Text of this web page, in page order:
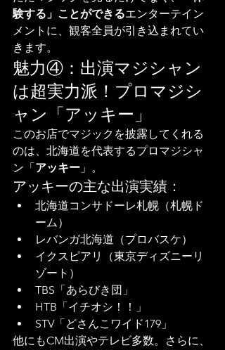
験する」ことができるエンターテイン
メントに、観客全員が引き込まれてい
きます。
魅力④：出演マジシャン
は超実力派！プロマジシ
ャン「アッキー」
このお店でマジックを披露してくれる
のは、北海道を代表するプロマジシャ
ン「 アッキー 」。
アッキーの主な出演実績：
北海道コンサドーレ札幌（札幌ド
ーム）
レバンガ北海道（プロバスケ）
イクスピアリ（東京ディズニーリ
ゾート）
TBS「あらびき団」
HTB「イチオシ！！」
STV「どさんこワイド179」
他にもCM出演やテレビ多数。さらに、